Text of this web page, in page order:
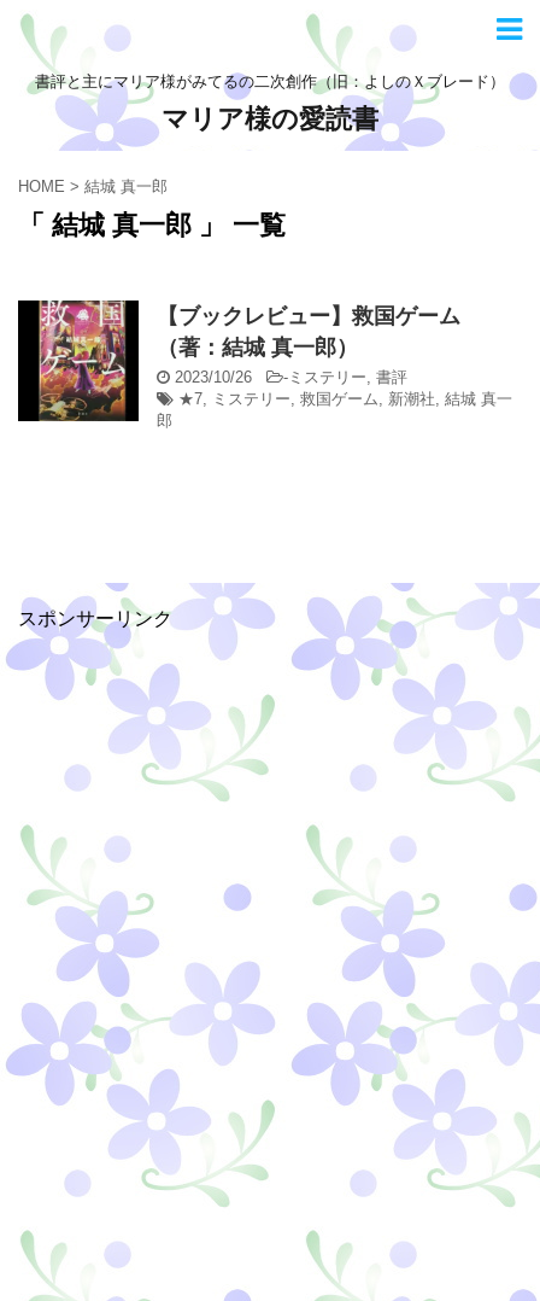
書評と主にマリア様がみてるの二次創作（旧：よしのＸブレード）
マリア様の愛読書
HOME > 結城 真一郎
「 結城 真一郎 」 一覧
【ブックレビュー】救国ゲーム
（著：結城 真一郎）
2023/10/26 - ミステリー, 書評
★7, ミステリー, 救国ゲーム, 新潮社, 結城 真一
郎
スポンサーリンク